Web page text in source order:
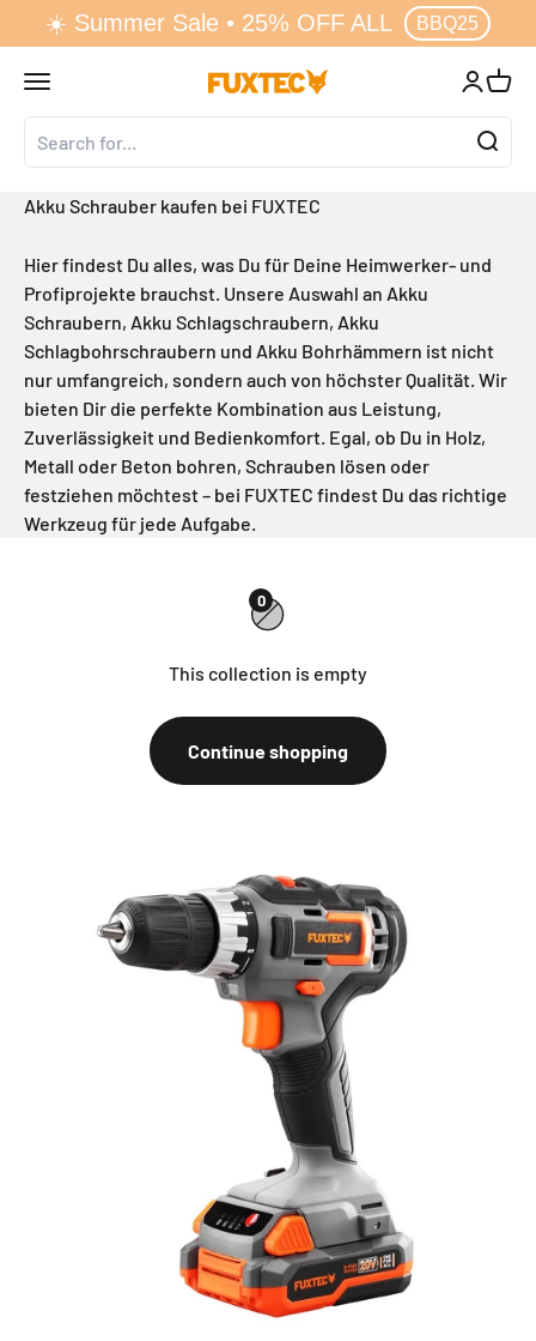
☀️ Summer Sale • 25% OFF ALL BBQ25
Zum Inhalt springen
Zum Menü springen
Fußzeile springen
Barrierefreiheits-Widget öffnen
Open navigation menu
FUXTEC GmbH OpenOpen
Akku Schrauber kaufen bei FUXTEC
Hier findest Du alles, was Du für Deine Heimwerker- und
Profiprojekte brauchst. Unsere Auswahl an Akku
Schraubern, Akku Schlagschraubern, Akku
Schlagbohrschraubern und Akku Bohrhämmern ist nicht
nur umfangreich, sondern auch von höchster Qualität. Wir
bieten Dir die perfekte Kombination aus Leistung,
Zuverlässigkeit und Bedienkomfort. Egal, ob Du in Holz,
Metall oder Beton bohren, Schrauben lösen oder
festziehen möchtest – bei FUXTEC findest Du das richtige
Werkzeug für jede Aufgabe.
0
This collection is empty
Continue shopping